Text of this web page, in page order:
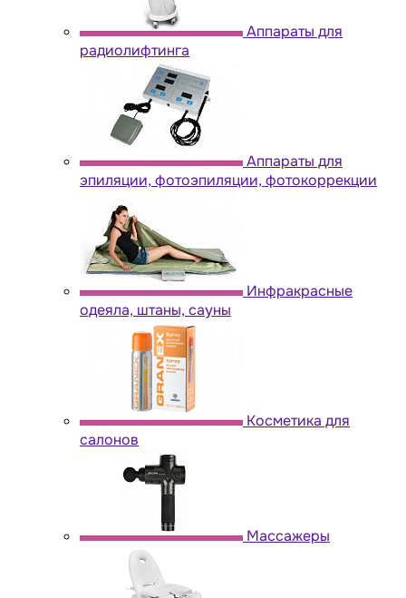
Аппараты для
радиолифтинга
Аппараты для
эпиляции, фотоэпиляции, фотокоррекции
Инфракрасные
одеяла, штаны, сауны
Косметика для
салонов
Массажеры